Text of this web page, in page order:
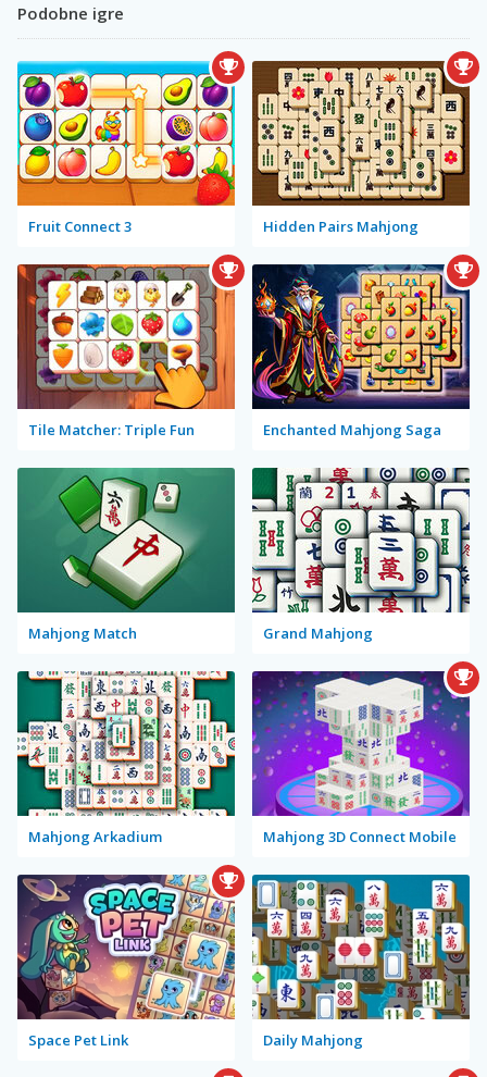
Podobne igre
Fruit Connect 3 Hidden Pairs Mahjong
Tile Matcher: Triple Fun Enchanted Mahjong Saga
Mahjong Match Grand Mahjong
Mahjong Arkadium Mahjong 3D Connect Mobile
Space Pet Link Daily Mahjong